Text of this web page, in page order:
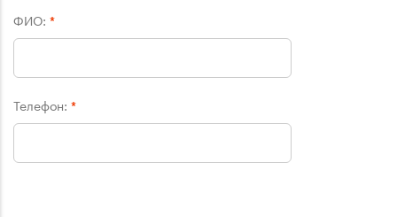
ФИО: *
Телефон: *